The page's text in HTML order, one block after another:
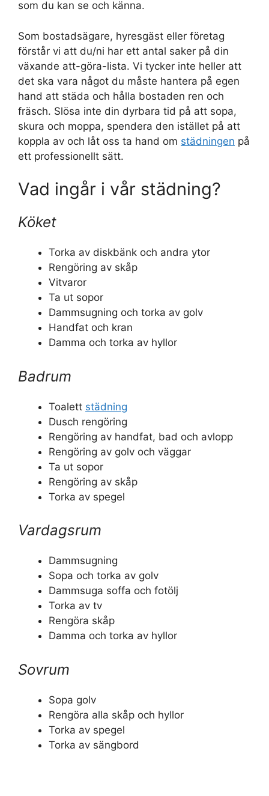
som du kan se och känna.
Som bostadsägare, hyresgäst eller företag
förstår vi att du/ni har ett antal saker på din
växande att-göra-lista. Vi tycker inte heller att
det ska vara något du måste hantera på egen
hand att städa och hålla bostaden ren och
fräsch. Slösa inte din dyrbara tid på att sopa,
skura och moppa, spendera den istället på att
koppla av och låt oss ta hand om städningen på
ett professionellt sätt.
Vad ingår i vår städning?
Köket
Torka av diskbänk och andra ytor
Rengöring av skåp
Vitvaror
Ta ut sopor
Dammsugning och torka av golv
Handfat och kran
Damma och torka av hyllor
Badrum
Toalett städning
Dusch rengöring
Rengöring av handfat, bad och avlopp
Rengöring av golv och väggar
Ta ut sopor
Rengöring av skåp
Torka av spegel
Vardagsrum
Dammsugning
Sopa och torka av golv
Dammsuga soffa och fotölj
Torka av tv
Rengöra skåp
Damma och torka av hyllor
Sovrum
Sopa golv
Rengöra alla skåp och hyllor
Torka av spegel
Torka av sängbord